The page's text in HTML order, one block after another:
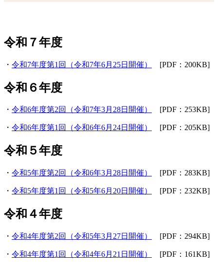
令和７年度
・ 令和7年度第1回（令和7年6月25日開催） [PDF：200KB]
令和６年度
・ 令和6年度第2回（令和7年3月28日開催） [PDF：253KB]
・ 令和6年度第1回（令和6年6月24日開催） [PDF：205KB]
令和５年度
・ 令和5年度第2回（令和6年3月28日開催） [PDF：283KB]
・ 令和5年度第1回（令和5年6月20日開催） [PDF：232KB]
令和４年度
・ 令和4年度第2回（令和5年3月27日開催） [PDF：294KB]
・ 令和4年度第1回（令和4年6月21日開催） [PDF：161KB]